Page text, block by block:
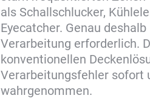
als Schallschlucker,
Eyecatcher. Genau
Verarbeitung erforderlich.
konventionellen
Verarbeitungsfehler sofort
wahrgenommen.